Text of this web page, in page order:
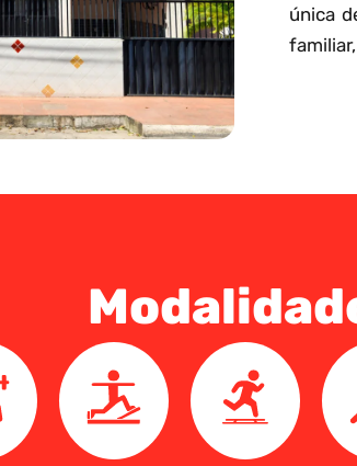
única